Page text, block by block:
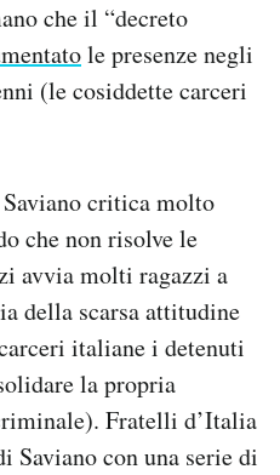
che il “decreto
le presenze negli
(le cosiddette carceri
critica molto
che non risolve le
avvia molti ragazzi a
della scarsa attitudine
italiane i detenuti
la propria
Fratelli d’Italia
Saviano con una serie di